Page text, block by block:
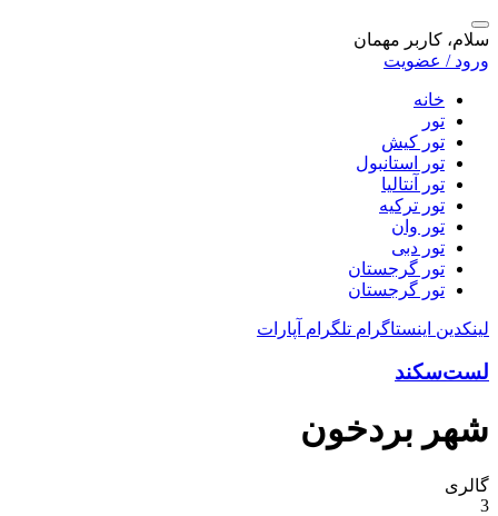
سلام، کاربر مهمان
ورود / عضویت
خانه
تور
تور کیش
تور استانبول
تور آنتالیا
تور ترکیه
تور وان
تور دبی
تور گرجستان
تور گرجستان
لینکدین اینستاگرام تلگرام آپارات
لست‌سکند
شهر بردخون
گالری
3